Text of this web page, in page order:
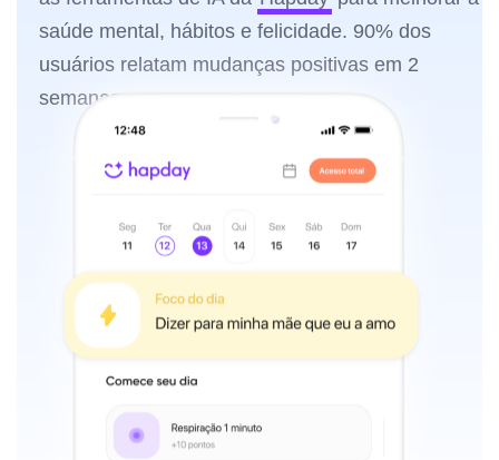
saúde mental, hábitos e felicidade. 90% dos
usuários relatam mudanças positivas em 2
semanas.